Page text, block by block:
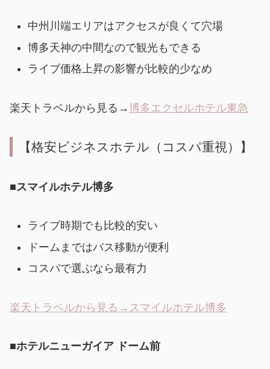
中州川端エリアはアクセスが良くて穴場
博多天神の中間なので観光もできる
ライブ価格上昇の影響が比較的少なめ
楽天トラベルから見る→博多エクセルホテル東急
【格安ビジネスホテル（コスパ重視）】
■スマイルホテル博多
ライブ時期でも比較的安い
ドームまではバス移動が便利
コスパで選ぶなら最有力
楽天トラベルから見る→スマイルホテル博多
■ホテルニューガイア ドーム前